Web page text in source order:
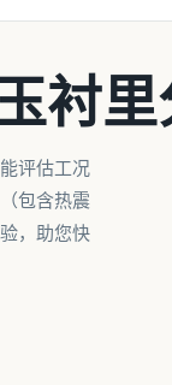
衬
评估工况
包含热震
，助您快